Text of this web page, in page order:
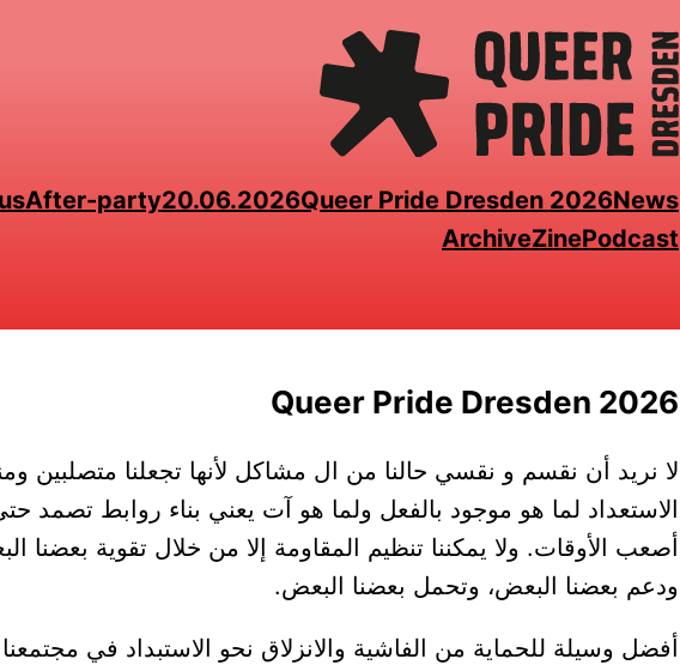
News
Queer Pride Dresden 2026
20.06.2026
After-party
Podcast
Zine
Archive
Queer Pride Dresden 2026
لا نريد أن نقسم و نقسي حالنا من ال مشاكل لأنها تجعلنا متصلبين
الاستعداد لما هو موجود بالفعل ولما هو آت يعني بناء روابط تصمد
أصعب الأوقات. ولا يمكننا تنظيم المقاومة إلا من خلال تقوية بعضنا
ودعم بعضنا البعض، وتحمل بعضنا البعض.
أفضل وسيلة للحماية من الفاشية والانزلاق نحو الاستبداد في